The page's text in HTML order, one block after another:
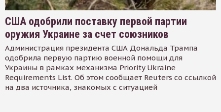
США одобрили поставку первой партии
оружия Украине за счет союзников
Администрация президента США Дональда Трампа
одобрила первую партию военной помощи для
Украины в рамках механизма Priority Ukraine
Requirements List. Об этом сообщает Reuters со ссылкой
на два источника, знакомых с ситуацией